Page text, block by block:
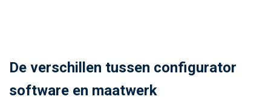
De verschillen tussen configurator
software en maatwerk